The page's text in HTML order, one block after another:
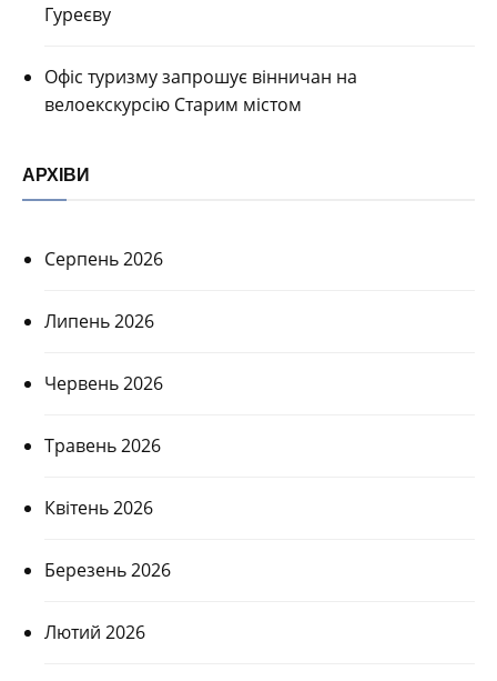
Гуреєву
Офіс туризму запрошує вінничан на
велоекскурсію Старим містом
АРХІВИ
Серпень 2026
Липень 2026
Червень 2026
Травень 2026
Квітень 2026
Березень 2026
Лютий 2026